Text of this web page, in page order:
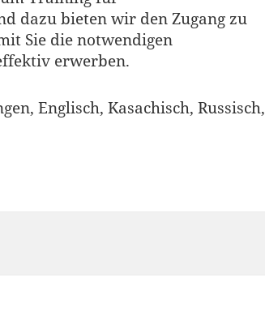
dazu bieten wir den Zugang zu
Sie die notwendigen
erwerben.
,Englisch,Kasachisch,Russisch,